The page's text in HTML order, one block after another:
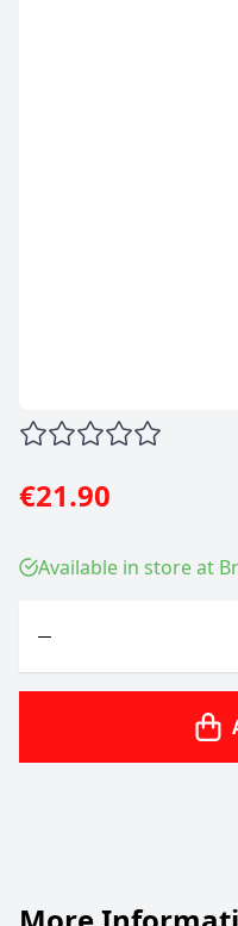
€21.90
Available in store at